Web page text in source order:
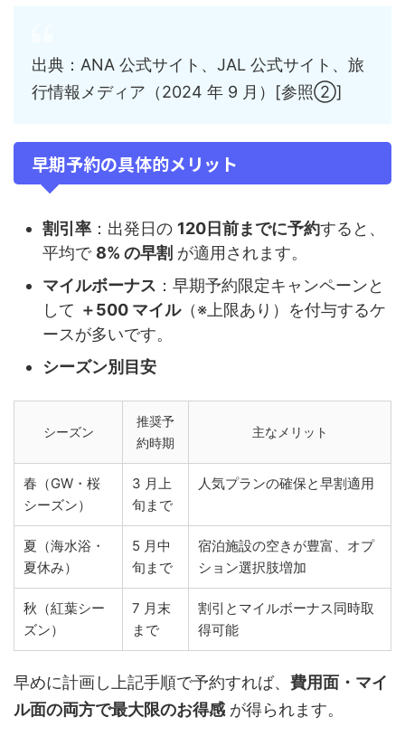
出典：ANA 公式サイト、JAL 公式サイト、旅
行情報メディア（2024 年 9 月）[参照②]
早期予約の具体的メリット
割引率 ：出発日の 120日前までに予約すると、
平均で 8% の早割 が適用されます。
マイルボーナス ：早期予約限定キャンペーンと
して ＋500 マイル（※上限あり）を付与するケ
ースが多いです。
シーズン別目安
シーズン
推奨予
約時期
主なメリット
春（GW・桜
シーズン）
3 月上
旬まで
人気プランの確保と早割適用
夏（海水浴・
夏休み）
5 月中
旬まで
宿泊施設の空きが豊富、オプ
ション選択肢増加
秋（紅葉シー
ズン）
7 月末
まで
割引とマイルボーナス同時取
得可能
早めに計画し上記手順で予約すれば、 費用面・マイ
ル面の両方で最大限のお得感が得られます。